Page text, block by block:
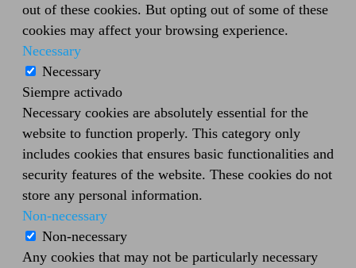
out of these cookies. But opting out of some of these
cookies may affect your browsing experience.
Necessary
Necessary
Siempre activado
Necessary cookies are absolutely essential for the
website to function properly. This category only
includes cookies that ensures basic functionalities and
security features of the website. These cookies do not
store any personal information.
Non-necessary
Non-necessary
Any cookies that may not be particularly necessary